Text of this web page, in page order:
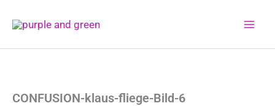
Inhalt
CONFUSION-klaus-fliege-Bild-6